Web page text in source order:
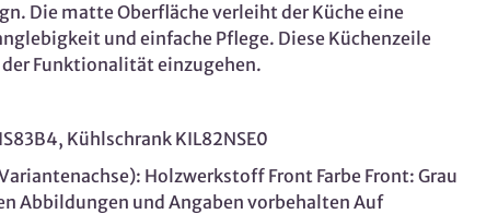
Die matte Oberfläche verleiht der Küche eine
und einfache Pflege. Diese Küchenzeile
Funktionalität einzugehen.
Kühlschrank KIL82NSE0
Holzwerkstoff Front Farbe Front: Grau
Abbildungen und Angaben vorbehalten Auf